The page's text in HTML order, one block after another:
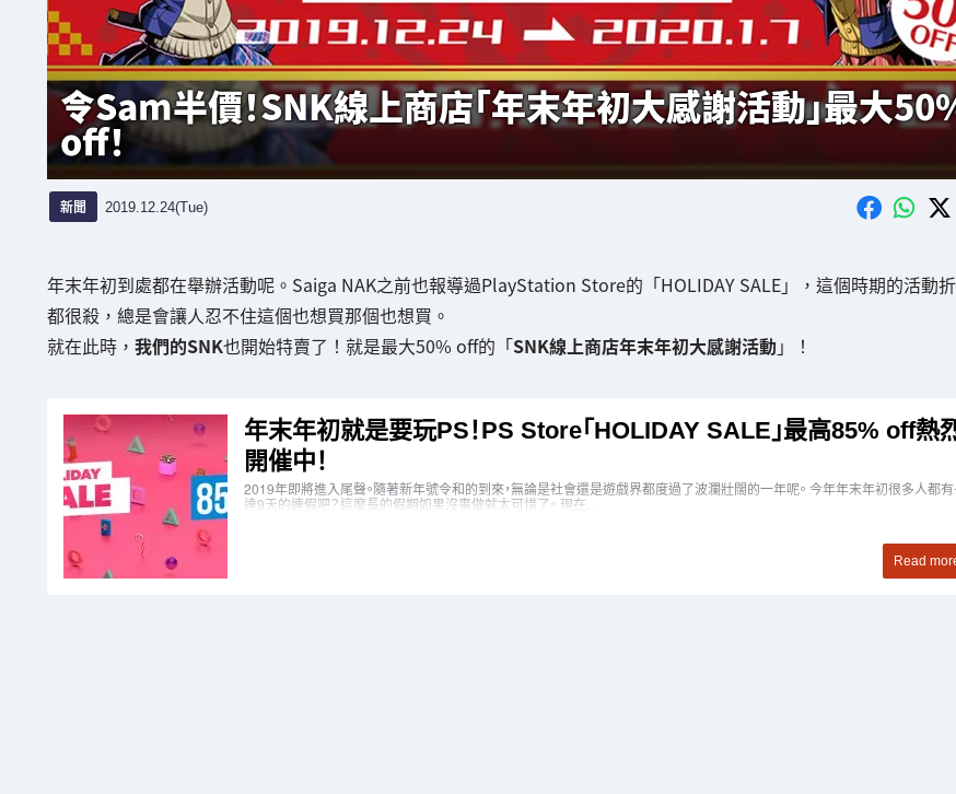
令Sam半價！SNK線上商店「年末年初大感謝活動」最大
off！
新聞 2019.12.24(Tue)
年末年初到處都在舉辦活動呢。Saiga NAK之前也報導過PlayStation Store的「HOLIDAY SALE」，這個時期的活動
都很殺，總是會讓人忍不住這個也想買那個也想買。
就在此時， 我們的SNK也開始特賣了！就是最大50% off的「SNK線上商店年末年初大感謝活動」！